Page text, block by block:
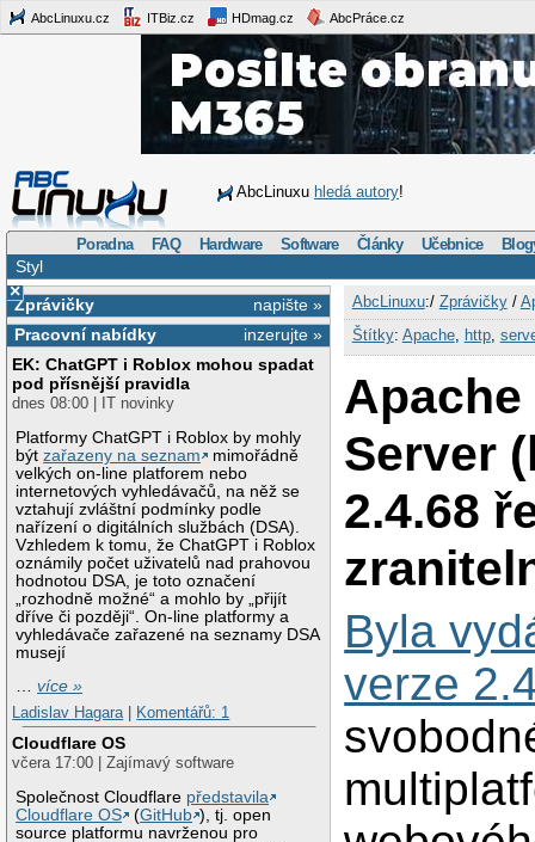
AbcLinuxu.cz ITBiz.cz HDmag.cz AbcPráce.cz
AbcLinuxu hledá autory!
Poradna FAQ Hardware Software Články Učebnice
Styl
×
napište »
Zprávičky
inzerujte »
Pracovní nabídky
EK: ChatGPT i Roblox mohou spadat
pod přísnější pravidla
dnes 08:00 | IT novinky
Platformy ChatGPT i Roblox by mohly
býtzařazeny na seznam
mimořádně
velkých on-line platforem nebo
internetových vyhledávačů, na něž se
vztahují zvláštní podmínky podle
nařízení o digitálních službách (DSA).
Vzhledem k tomu, že ChatGPT i Roblox
oznámily počet uživatelů nad prahovou
hodnotou DSA, je toto označení
„rozhodně možné“ a mohlo by „přijít
dříve či později“. On-line platformy a
vyhledávače zařazené na seznamy DSA
musejí
…více »
Ladislav Hagara
Komentářů: 1
Cloudflare OS
včera 17:00 | Zajímavý software
Společnost Cloudflare představila
Cloudflare OS
(GitHub ), tj. open
source platformu navrženou pro
AbcLinuxu:/ Zprávičky/
Štítky: Apache, http,
Apache
Server
2.4.68
Byla
verze